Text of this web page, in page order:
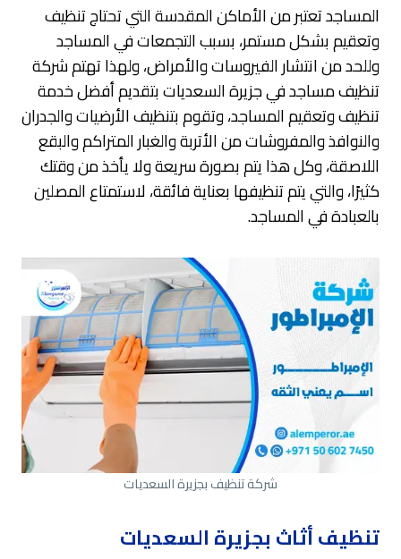
المساجد تعتبر من الأماكن المقدسة التي تحتاج تنظيف
وتعقيم بشكل مستمر، بسبب التجمعات في المساجد
وللحد من انتشار الفيروسات والأمراض، ولهذا تهتم شركة
تنظيف مساجد في جزيرة السعديات بتقديم أفضل خدمة
تنظيف وتعقيم المساجد، وتقوم بتنظيف الأرضيات والجدران
والنوافذ والمفروشات من الأتربة والغبار المتراكم والبقع
اللاصقة، وكل هذا يتم بصورة سريعة ولا يأخذ من وقتك
كثيرًا، والتي يتم تنظيفها بعناية فائقة، لاستمتاع المصلين
بالعبادة في المساجد.
شركة تنظيف بجزيرة السعديات
تنظيف أثاث بجزيرة السعديات